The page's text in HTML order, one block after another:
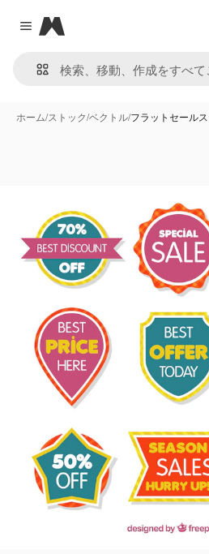
Close menu
Magnific
ホーム/ストック/ベクトル/フラットセール